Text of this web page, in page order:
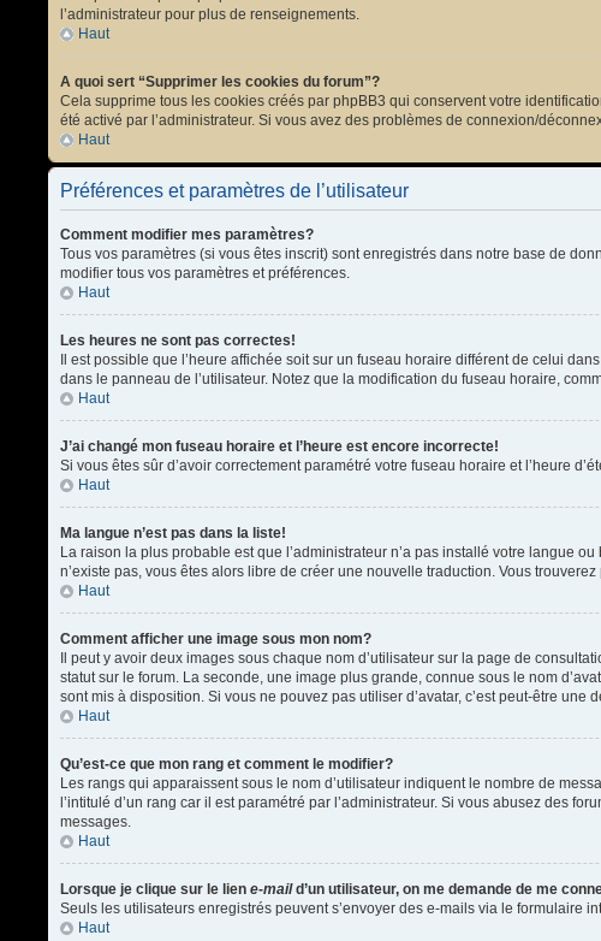
l’administrateur pour plus de renseignements.
Haut
A quoi sert “Supprimer les cookies du forum”?
Cela supprime tous les cookies créés par phpBB3 qui conservent votre
été activé par l’administrateur. Si vous avez des problèmes de connexion/
Haut
Préférences et paramètres de l’utilisateur
Comment modifier mes paramètres?
Tous vos paramètres (si vous êtes inscrit) sont enregistrés dans notre base de
modifier tous vos paramètres et préférences.
Haut
Les heures ne sont pas correctes!
Il est possible que l’heure affichée soit sur un fuseau horaire différent de celui
dans le panneau de l’utilisateur. Notez que la modification du fuseau horaire,
Haut
J’ai changé mon fuseau horaire et l’heure est encore incorrecte!
Si vous êtes sûr d’avoir correctement paramétré votre fuseau horaire et l’heure
Haut
Ma langue n’est pas dans la liste!
La raison la plus probable est que l’administrateur n’a pas installé votre langue
n’existe pas, vous êtes alors libre de créer une nouvelle traduction. Vous
Haut
Comment afficher une image sous mon nom?
Il peut y avoir deux images sous chaque nom d’utilisateur sur la page de
statut sur le forum. La seconde, une image plus grande, connue sous le nom
sont mis à disposition. Si vous ne pouvez pas utiliser d’avatar, c’est peut-être
Haut
Qu’est-ce que mon rang et comment le modifier?
Les rangs qui apparaissent sous le nom d’utilisateur indiquent le nombre de
l’intitulé d’un rang car il est paramétré par l’administrateur. Si vous abusez des
messages.
Haut
Lorsque je clique sur le lien e-maild’un utilisateur, on me demande de me
Seuls les utilisateurs enregistrés peuvent s’envoyer des e-mails via le formulaire
Haut